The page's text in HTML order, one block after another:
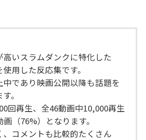
高いスラムダンクに特化した
用した反応集です。
中であり映画公開以降も話題を
。
回再生、全46動画中10,000再生
（76%）となります。
、コメントも比較的たくさん